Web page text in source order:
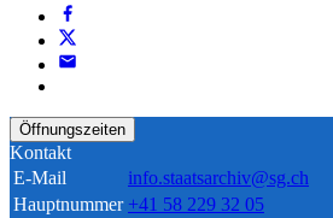
Öffnungszeiten
Kontakt
E-Mail
info.staatsarchiv@sg.ch
Hauptnummer +41 58 229 32 05